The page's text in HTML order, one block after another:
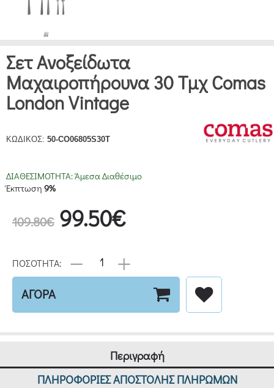
Σετ Ανοξείδωτα
Μαχαιροπήρουνα 30 Τμχ Comas
London Vintage
ΚΩΔΙΚΟΣ: 50-CO06805S30T
ΔΙΑΘΕΣΙΜΟΤΗΤΑ:Άμεσα Διαθέσιμο
Έκπτωση 9%
109.80€ 99.50€
ΠΟΣΟΤΗΤΑ:
ΑΓΟΡΑ
Περιγραφή
ΠΛΗΡΟΦΟΡΙΕΣ ΑΠΟΣΤΟΛΗΣ ΠΛΗΡΩΜΩΝ